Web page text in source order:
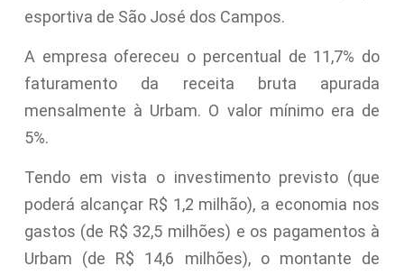
esportiva de São José dos Campos.
A empresa ofereceu o percentual de 11,7% do
faturamento da receita bruta apurada
mensalmente à Urbam. O valor mínimo era de
5%.
Tendo em vista o investimento previsto (que
poderá alcançar R$ 1,2 milhão), a economia nos
gastos (de R$ 32,5 milhões) e os pagamentos à
Urbam (de R$ 14,6 milhões), o montante de